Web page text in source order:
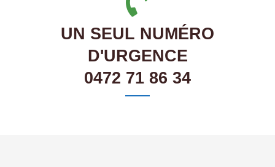
UN SEUL NUMÉRO
D'URGENCE
0472 71 86 34